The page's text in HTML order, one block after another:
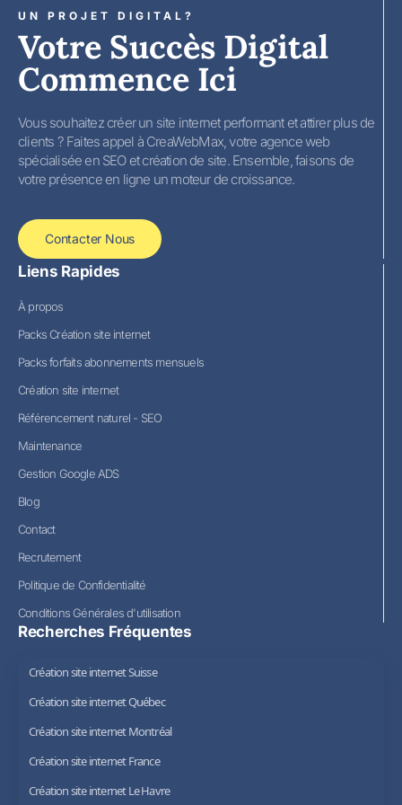
UN PROJET DIGITAL?
Votre Succès Digital
Commence Ici
Vous souhaitez créer un site internet performant et attirer plus de
clients ? Faites appel à CreaWebMax, votre agence web
spécialisée en SEO et création de site. Ensemble, faisons de
votre présence en ligne un moteur de croissance.
Contacter Nous
Liens Rapides
À propos
Packs Création site internet
Packs forfaits abonnements mensuels
Création site internet
Référencement naturel - SEO
Maintenance
Gestion Google ADS
Blog
Contact
Recrutement
Politique de Confidentialité
Conditions Générales d'utilisation
Recherches Fréquentes
Création site internet Suisse
Création site internet Québec
Création site internet Montréal
Création site internet France
Création site internet Le Havre